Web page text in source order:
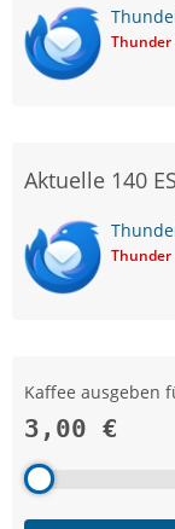
Thunder
Aktuelle 140
Thunder
Kaffee ausgeben
3,00 €